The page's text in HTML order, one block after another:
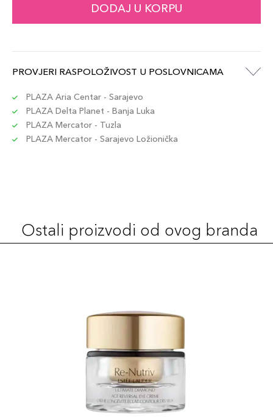
PERSUASIVE
MAUVE
887167617742
72,00 KM
BLU
Šifra artikla
DODAJ U KORPU
PROVJERI RASPOLOŽIVOST U POSLOVNICAMA
PLAZA Aria Centar - Sarajevo
PLAZA Delta Planet - Banja Luka
PLAZA Mercator - Tuzla
PLAZA Mercator - Sarajevo Ložionička
Ostali proizvodi od ovog branda